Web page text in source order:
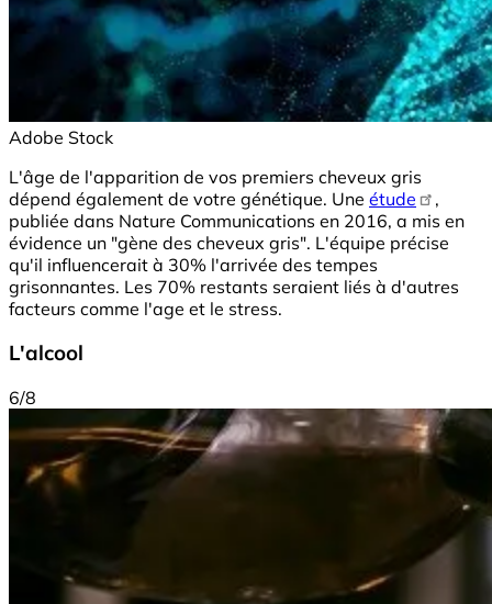
Adobe Stock
L'âge de l'apparition de vos premiers cheveux gris
dépend également de votre génétique. Une étude
,
publiée dans Nature Communications en 2016, a mis en
évidence un "gène des cheveux gris". L'équipe précise
qu'il influencerait à 30% l'arrivée des tempes
grisonnantes. Les 70% restants seraient liés à d'autres
facteurs comme l'age et le stress.
L'alcool
6/8